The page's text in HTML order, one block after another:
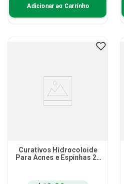
Adicionar ao Carrinho
Curativos Hidrocoloide
Para Acnes e Espinhas 24